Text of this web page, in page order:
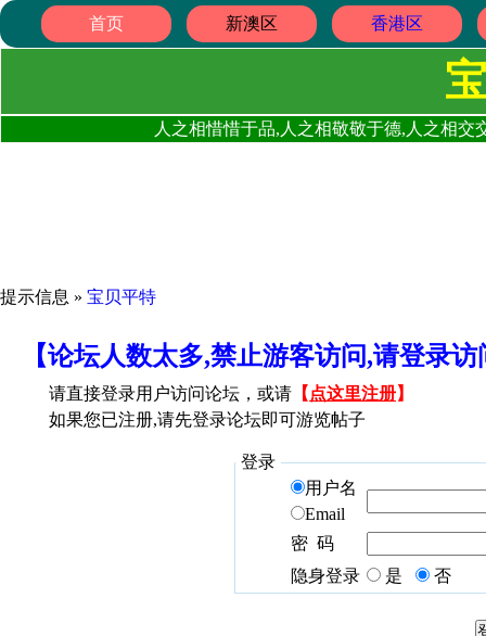
首页 新澳区 香港区
人之相惜惜于品,人之相敬敬于德,人之相
提示信息 » 宝贝平特
【论坛人数太多,禁止游客访问,请登录
请直接登录用户访问论坛，或请 【 点这里注册】
如果您已注册,请先登录论坛即可游览帖子
登录
用户名
Email
密 码
隐身登录
是 否